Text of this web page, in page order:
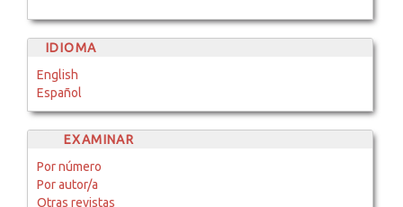
IDIOMA
English
Español
EXAMINAR
Por número
Por autor/a
Otras revistas